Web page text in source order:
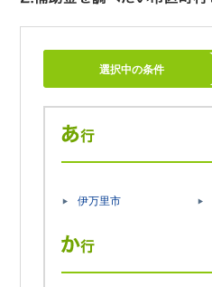
選択中の条件
伊万里市